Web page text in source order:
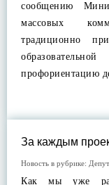
сообщению
массовых
традиционно
профориентацию
За каждым
Новость в рубрике:
Как мы уже